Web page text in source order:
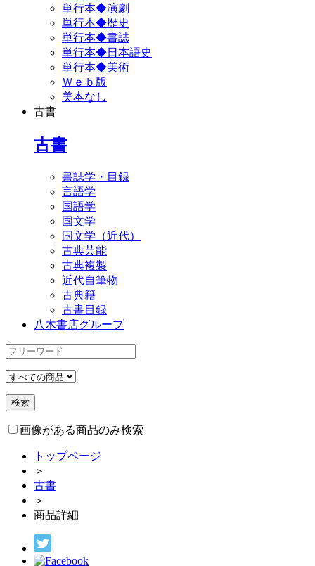
単行本◆演劇
単行本◆歴史
単行本◆書誌
単行本◆日本語史
単行本◆美術
Ｗｅｂ版
美本なし
古書
古書
書誌学・目録
言語学
国語学
国文学
国文学（近代）
古典芸能
古典複製
近代自筆物
古典籍
古書目録
八木書店グループ
画像がある商品のみ検索
トップページ
＞
古書
＞
商品詳細